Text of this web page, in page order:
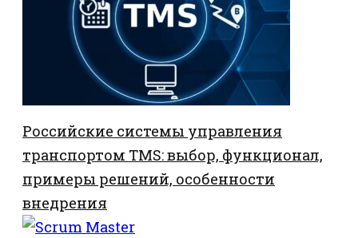
Российские системы управления
транспортом TMS: выбор, функционал,
примеры решений, особенности
внедрения